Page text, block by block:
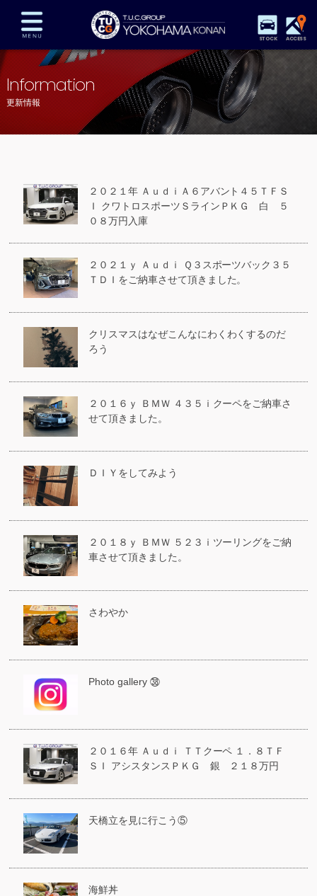
STOCK ACCESS
在庫車両情報 保証&サービス パーツリスト
TUCとは？ 店舗情報 アクセスマップ
全国納車 特別作業 注文販売
プライバシーポリシー スタッフblog 納車blog
Information
更新情報
２０２１年 ＡｕｄｉＡ６アバント４５ＴＦＳ
Ｉ クワトロスポーツＳラインＰＫＧ 白 ５
０８万円入庫
２０２１ｙ Ａｕｄｉ Ｑ３スポーツバック３５
ＴＤＩをご納車させて頂きました。
クリスマスはなぜこんなにわくわくするのだ
ろう
２０１６ｙ ＢＭＷ ４３５ｉクーペをご納車さ
せて頂きました。
ＤＩＹをしてみよう
２０１８ｙ ＢＭＷ ５２３ｉツーリングをご納
車させて頂きました。
さわやか
Photo gallery ㊳
２０１６年 Ａｕｄｉ ＴＴクーペ １．８ＴＦ
ＳＩ アシスタンスＰＫＧ 銀 ２１８万円
天橋立を見に行こう⑤
海鮮丼